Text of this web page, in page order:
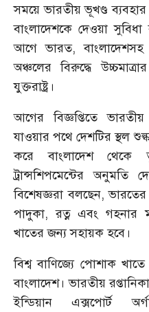
সময়ে ভারতীয় ভূখণ্ড
বাংলাদেশকে দেওয়া
আগে ভারত,
অঞ্চলের বিরুদ্ধে
যুক্তরাষ্ট্র।
আগের বিজ্ঞপ্তিতে
যাওয়ার পথে দেশটির স্থল
করে বাংলাদেশ থেকে
ট্রান্সশিপমেন্টের অনুমতি
বিশেষজ্ঞরা বলছেন,
পাদুকা, রত্ন এবং গহনার
খাতের জন্য সহায়ক হবে।
বিশ্ব বাণিজ্যে পোশাক
বাংলাদেশ। ভারতীয়
ইন্ডিয়ান এক্সপোর্ট